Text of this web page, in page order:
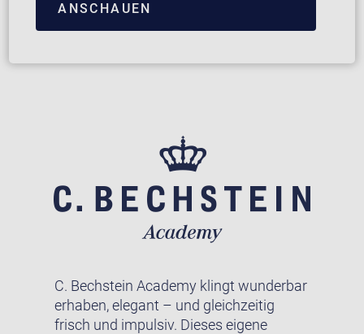
ANSCHAUEN
C. Bechstein Academy klingt wunderbar
erhaben, elegant – und gleichzeitig
frisch und impulsiv. Dieses eigene